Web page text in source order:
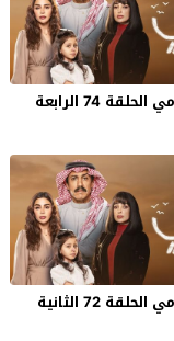
مسلسل امي الحلقة 74 الرابعة
مسلسل امي الحلقة 72 الثانية